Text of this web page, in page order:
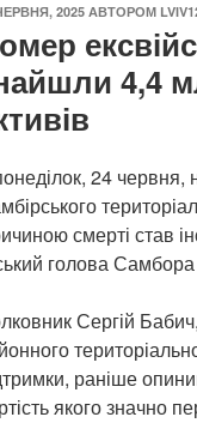
2025АВТОРОМ
4,4
24 червня,
смерті став
голова
Сергій
раніше
якого значно